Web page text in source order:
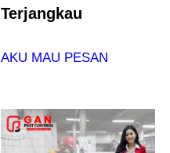
Terjangkau
AKU MAU PESAN